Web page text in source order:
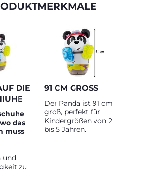
DIE
das
muss
und
zu
91 CM GROSS
Der Panda ist 91 cm
groß, perfekt für
Kindergrößen von 2
bis 5 Jahren.